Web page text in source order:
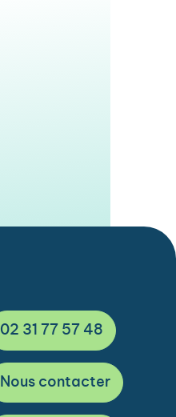
02 31 77 57 48
Nous contacter